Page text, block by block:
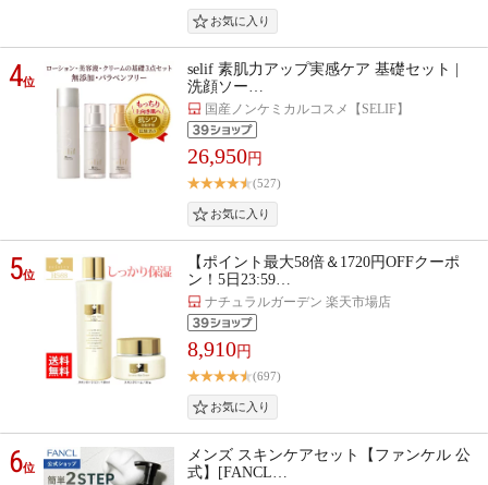
4位
selif 素肌力アップ実感ケア 基礎セット |
洗顔ソー…
国産ノンケミカルコスメ【SELIF】
26,950円
(527)
5位
【ポイント最大58倍＆1720円OFFクーポ
ン！5日23:59…
ナチュラルガーデン 楽天市場店
8,910円
(697)
6位
メンズ スキンケアセット【ファンケル 公
式】[FANCL…